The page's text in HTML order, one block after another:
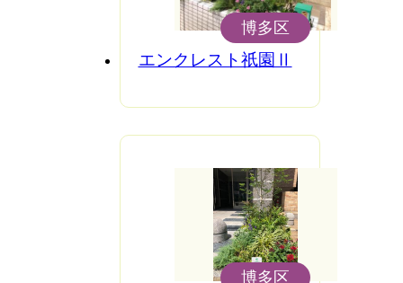
エンクレスト祇園Ⅱ
博多区
博多区